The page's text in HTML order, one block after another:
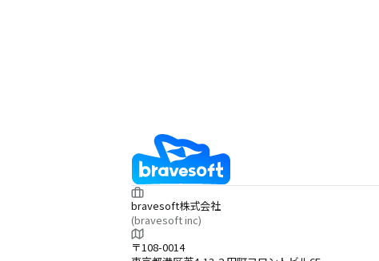
bravesoft株式会社
(bravesoft inc)
〒108-0014